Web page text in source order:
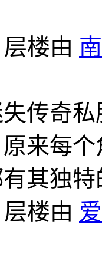
层楼由
失传奇
来每
其独
层楼由